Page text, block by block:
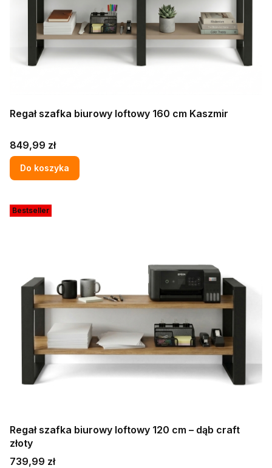
Regał szafka biurowy loftowy 160 cm Kaszmir
Cena
849,99 zł
Do koszyka
Bestseller
Regał szafka biurowy loftowy 120 cm – dąb craft
złoty
Cena
739,99 zł